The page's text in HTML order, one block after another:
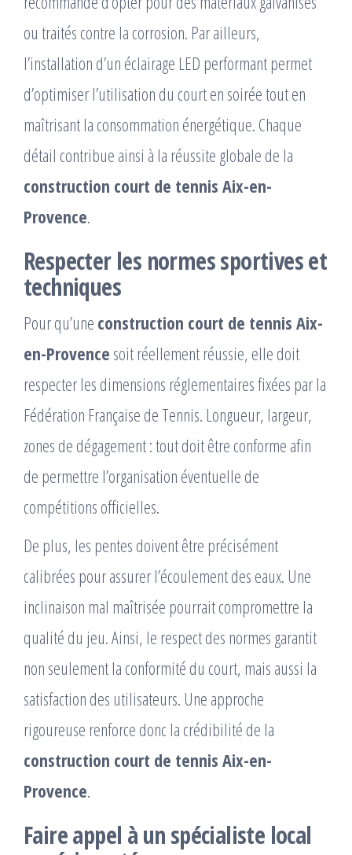
ou traités contre la corrosion. Par ailleurs,
l’installation d’un éclairage LED performant permet
d’optimiser l’utilisation du court en soirée tout en
maîtrisant la consommation énergétique. Chaque
détail contribue ainsi à la réussite globale de la
construction court de tennis Aix-en-
Provence.
Respecter les normes sportives et
techniques
Pour qu’une construction court de tennis Aix-
en-Provence soit réellement réussie, elle doit
respecter les dimensions réglementaires fixées par la
Fédération Française de Tennis. Longueur, largeur,
zones de dégagement : tout doit être conforme afin
de permettre l’organisation éventuelle de
compétitions officielles.
De plus, les pentes doivent être précisément
calibrées pour assurer l’écoulement des eaux. Une
inclinaison mal maîtrisée pourrait compromettre la
qualité du jeu. Ainsi, le respect des normes garantit
non seulement la conformité du court, mais aussi la
satisfaction des utilisateurs. Une approche
rigoureuse renforce donc la crédibilité de la
construction court de tennis Aix-en-
Provence.
Faire appel à un spécialiste local